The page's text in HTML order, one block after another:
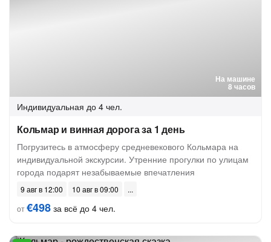
На машине
8 часов
Индивидуальная до 4 чел.
Кольмар и винная дорога за 1 день
Погрузитесь в атмосферу средневекового Кольмара на
индивидуальной экскурсии. Утренние прогулки по улицам
города подарят незабываемые впечатления
9 авг в 12:00
10 авг в 09:00
от€498 за всё до 4 чел.